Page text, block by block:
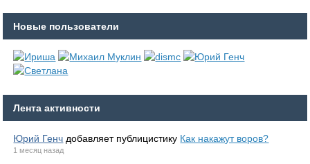
Новые пользователи
Лента активности
Юрий Генч добавляет публицистику Как накажут воров?
1 месяц назад